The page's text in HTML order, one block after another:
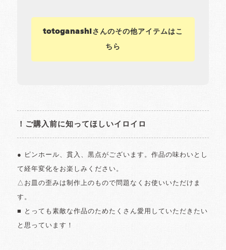
totoganashiさんのその他アイテムはこ
ちら
！ご購入前に知ってほしいイロイロ
● ピンホール、貫入、黒点がございます。作品の味わいとし
て経年変化をお楽しみください。
△お皿の歪みは制作上のもので問題なくお使いいただけま
す。
■ とっても素敵な作品のためたくさん愛用していただきたい
と思っています！